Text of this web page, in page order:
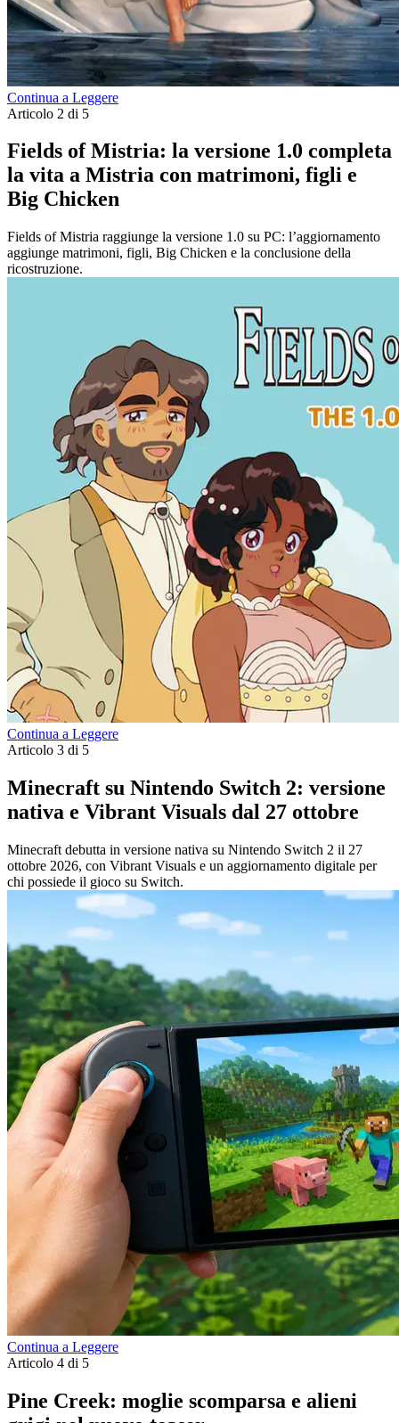
Continua a Leggere
Articolo 2 di 5
Fields of Mistria: la versione 1.0 completa
la vita a Mistria con matrimoni, figli e
Big Chicken
Fields of Mistria raggiunge la versione 1.0 su PC: l’aggiornamento
aggiunge matrimoni, figli, Big Chicken e la conclusione della
ricostruzione.
Continua a Leggere
Articolo 3 di 5
Minecraft su Nintendo Switch 2: versione
nativa e Vibrant Visuals dal 27 ottobre
Minecraft debutta in versione nativa su Nintendo Switch 2 il 27
ottobre 2026, con Vibrant Visuals e un aggiornamento digitale per
chi possiede il gioco su Switch.
Continua a Leggere
Articolo 4 di 5
Pine Creek: moglie scomparsa e alieni